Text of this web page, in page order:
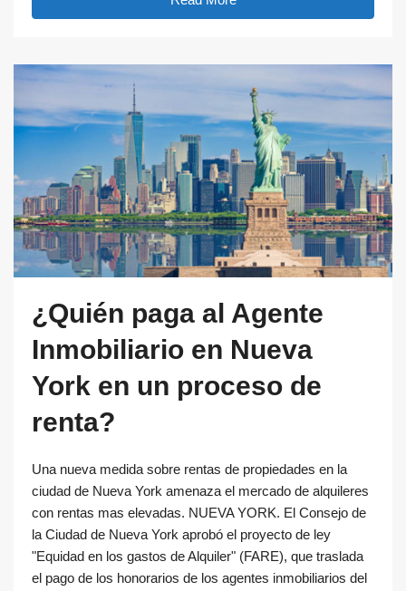
¿Quién paga al Agente
Inmobiliario en Nueva
York en un proceso de
renta?
Una nueva medida sobre rentas de propiedades en la
ciudad de Nueva York amenaza el mercado de alquileres
con rentas mas elevadas. NUEVA YORK. El Consejo de
la Ciudad de Nueva York aprobó el proyecto de ley
"Equidad en los gastos de Alquiler" (FARE), que traslada
el pago de los honorarios de los agentes inmobiliarios del